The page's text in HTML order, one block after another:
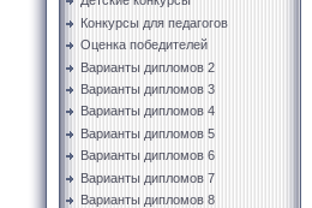
Конкурсы для педагогов
Оценка победителей
Варианты дипломов 2
Варианты дипломов 3
Варианты дипломов 4
Варианты дипломов 5
Варианты дипломов 6
Варианты дипломов 7
Варианты дипломов 8